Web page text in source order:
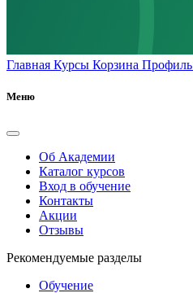
Главная Курсы Корзина Профиль
Меню
Об Академии
Каталог курсов
Вход в обучение
Контакты
Акции
Отзывы
Рекомендуемые разделы
Обучение